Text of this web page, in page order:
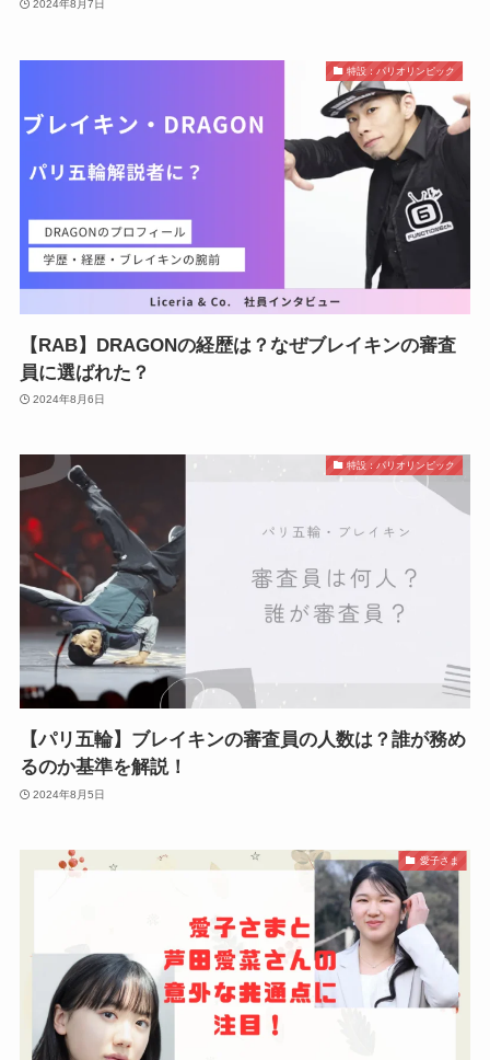
2024年8月7日
特設：パリオリンピック
【RAB】DRAGONの経歴は？なぜブレイキンの審査
員に選ばれた？
2024年8月6日
特設：パリオリンピック
【パリ五輪】ブレイキンの審査員の人数は？誰が務め
るのか基準を解説！
2024年8月5日
愛子さま